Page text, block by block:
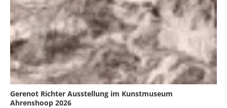
Gerenot Richter Ausstellung im Kunstmuseum
Ahrenshoop 2026